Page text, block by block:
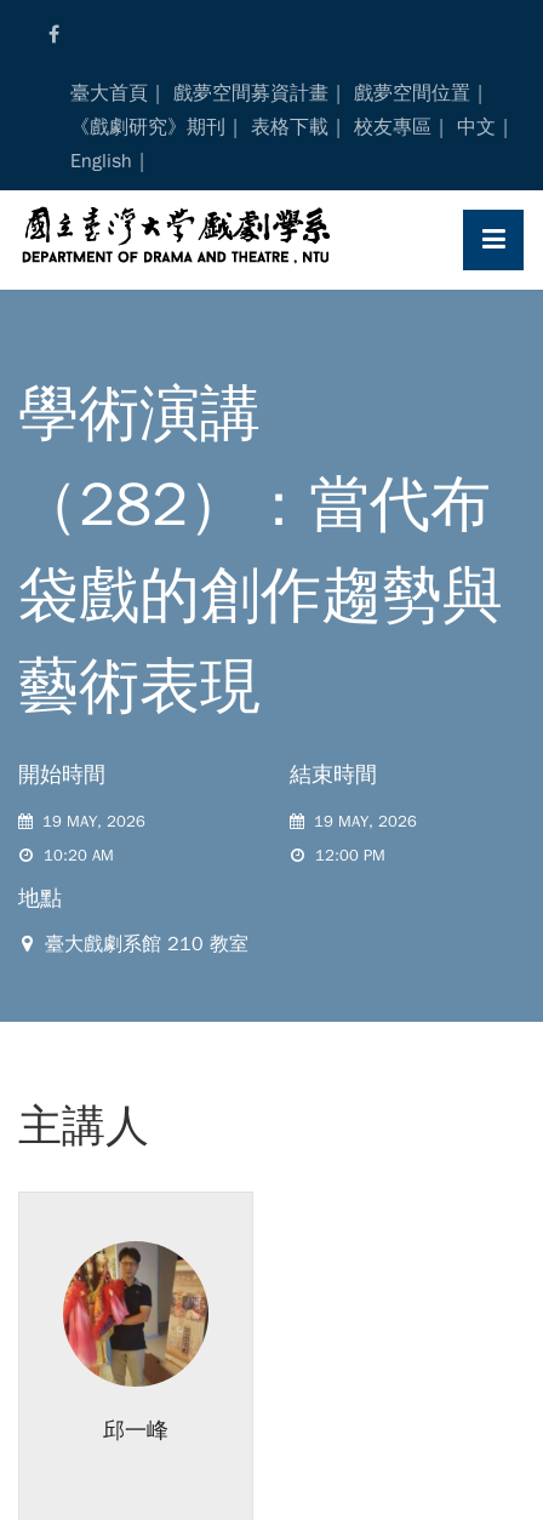
臺大首頁 戲夢空間募資計畫
戲夢空間位置
《戲劇研究》期刊
表格下載 校友專區
中文
English
學術演講
（282）：當代布
袋戲的創作趨勢與
藝術表現
開始時間
19 MAY, 2026
10:20 AM
結束時間
19 MAY, 2026
12:00 PM
地點
臺大戲劇系館 210 教室
主講人
邱一峰